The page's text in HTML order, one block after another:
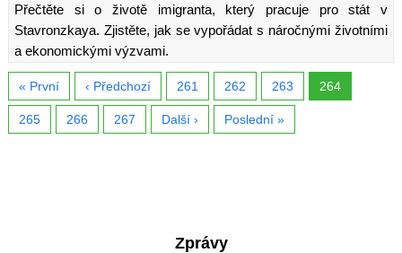
Přečtěte si o životě imigranta, který pracuje pro stát v
Stavronzkaya. Zjistěte, jak se vypořádat s náročnými životními
a ekonomickými výzvami.
« První ‹ Předchozí 261 262 263 264
265 266 267 Další › Poslední »
Zprávy